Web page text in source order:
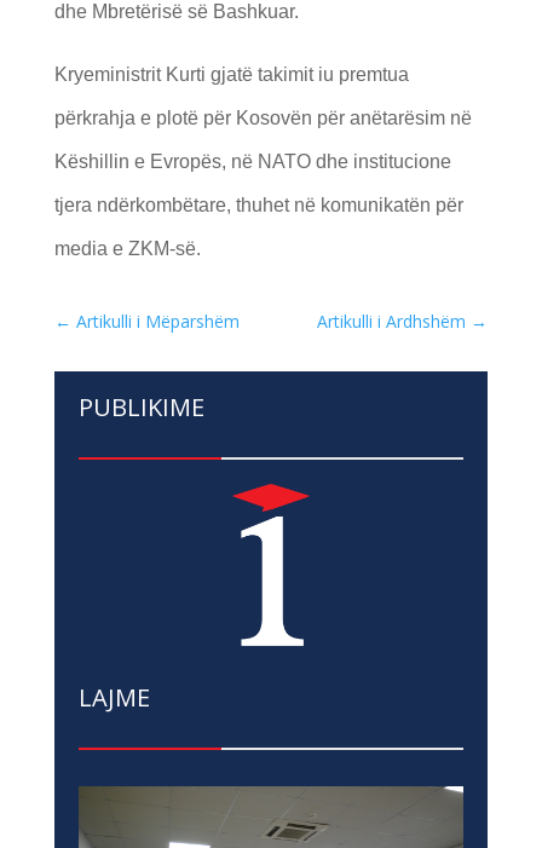
dhe Mbretërisë së Bashkuar.
Kryeministrit Kurti gjatë takimit iu premtua
përkrahja e plotë për Kosovën për anëtarësim në
Këshillin e Evropës, në NATO dhe institucione
tjera ndërkombëtare, thuhet në komunikatën për
media e ZKM-së.
← Artikulli i Mëparshëm Artikulli i Ardhshëm →
PUBLIKIME
LAJME